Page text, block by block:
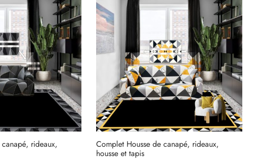
rideaux,
Complet Housse de canapé, rideaux,
housse et tapis